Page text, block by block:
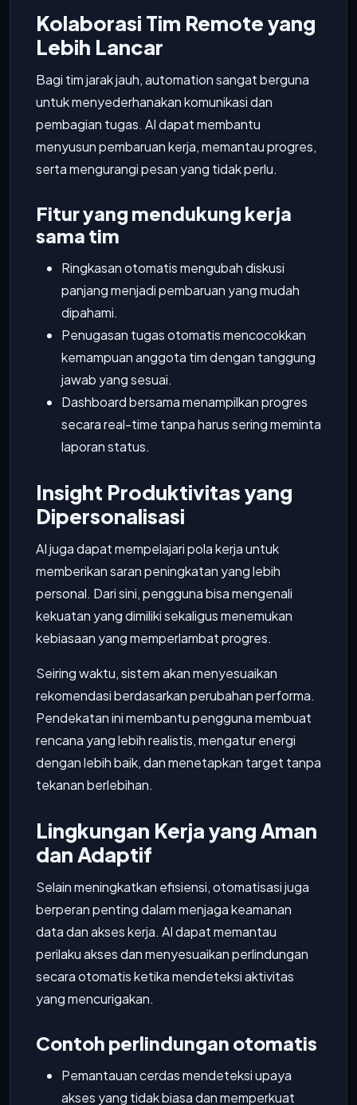
Kolaborasi Tim Remote yang
Lebih Lancar
Bagi tim jarak jauh, automation sangat berguna
untuk menyederhanakan komunikasi dan
pembagian tugas. AI dapat membantu
menyusun pembaruan kerja, memantau progres,
serta mengurangi pesan yang tidak perlu.
Fitur yang mendukung kerja
sama tim
Ringkasan otomatis mengubah diskusi
panjang menjadi pembaruan yang mudah
dipahami.
Penugasan tugas otomatis mencocokkan
kemampuan anggota tim dengan tanggung
jawab yang sesuai.
Dashboard bersama menampilkan progres
secara real-time tanpa harus sering meminta
laporan status.
Insight Produktivitas yang
Dipersonalisasi
AI juga dapat mempelajari pola kerja untuk
memberikan saran peningkatan yang lebih
personal. Dari sini, pengguna bisa mengenali
kekuatan yang dimiliki sekaligus menemukan
kebiasaan yang memperlambat progres.
Seiring waktu, sistem akan menyesuaikan
rekomendasi berdasarkan perubahan performa.
Pendekatan ini membantu pengguna membuat
rencana yang lebih realistis, mengatur energi
dengan lebih baik, dan menetapkan target tanpa
tekanan berlebihan.
Lingkungan Kerja yang Aman
dan Adaptif
Selain meningkatkan efisiensi, otomatisasi juga
berperan penting dalam menjaga keamanan
data dan akses kerja. AI dapat memantau
perilaku akses dan menyesuaikan perlindungan
secara otomatis ketika mendeteksi aktivitas
yang mencurigakan.
Contoh perlindungan otomatis
Pemantauan cerdas mendeteksi upaya
akses yang tidak biasa dan memperkuat